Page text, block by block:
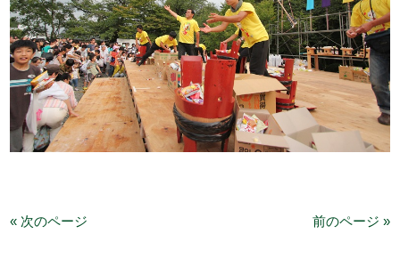
« 次のページ 前のページ »